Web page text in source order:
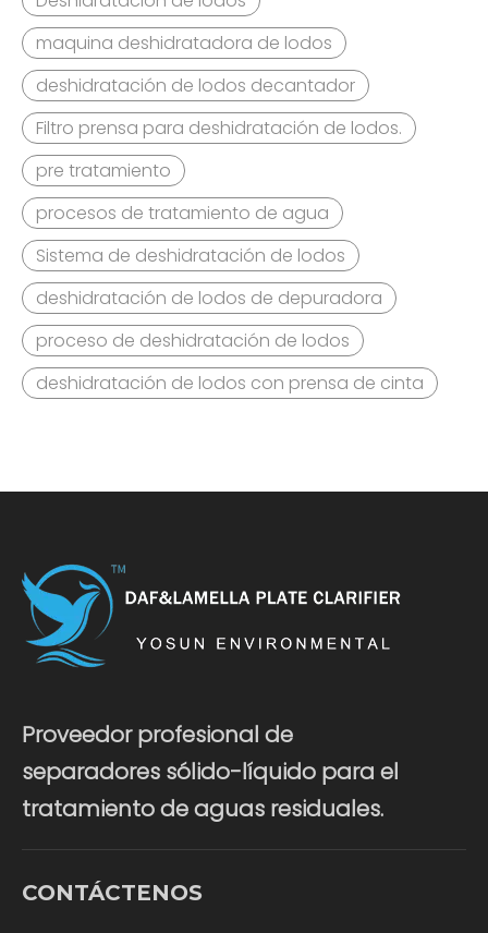
medida, etc. Bienvenido a consultar.
maquina deshidratadora de lodos
deshidratación de lodos decantador
Filtro prensa para deshidratación de lodos.
pre tratamiento
procesos de tratamiento de agua
Sistema de deshidratación de lodos
deshidratación de lodos de depuradora
proceso de deshidratación de lodos
deshidratación de lodos con prensa de cinta
Proveedor profesional de
separadores sólido-líquido para el
tratamiento de aguas residuales.
CONTÁCTENOS